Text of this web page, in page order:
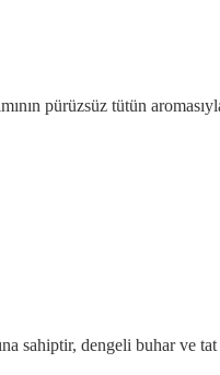
pürüzsüz tütün aromas
sahiptir, dengeli buhar ve